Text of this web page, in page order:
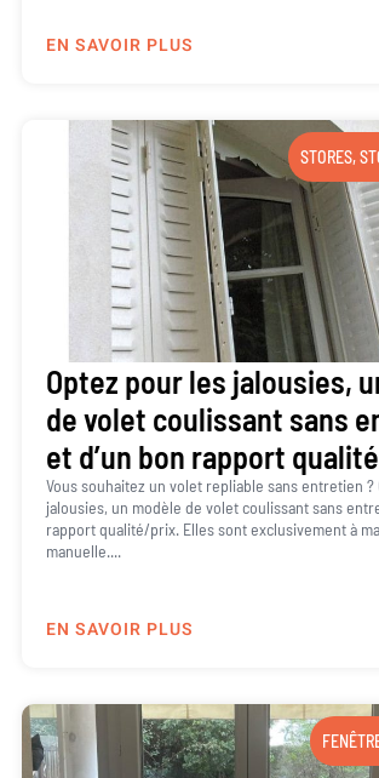
EN SAVOIR PLUS
STORES,
Optez pour les jalousies,
de volet coulissant sans
et d’un bon rapport
Vous souhaitez un volet repliable sans entretien
jalousies, un modèle de volet coulissant sans
rapport qualité/prix. Elles sont exclusivement à
manuelle....
EN SAVOIR PLUS